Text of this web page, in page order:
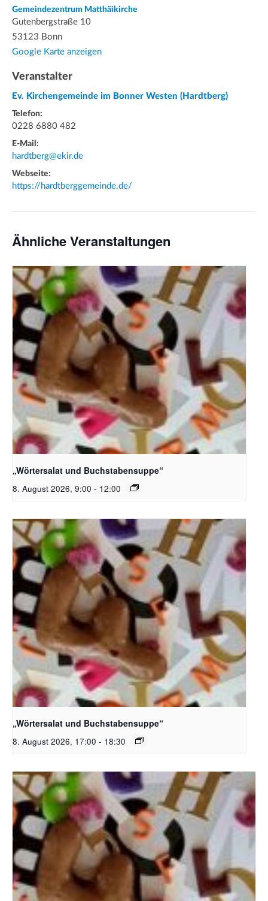
Gemeindezentrum Matthäikirche
Gutenbergstraße 10
53123 Bonn
Google Karte anzeigen
Veranstalter
Ev. Kirchengemeinde im Bonner Westen (Hardtberg)
Telefon:
0228 6880 482
E-Mail:
hardtberg@ekir.de
Webseite:
https://hardtberggemeinde.de/
Ähnliche Veranstaltungen
Bildquelle_ Pixabay Free_Christoph Meinersmann
„Wörtersalat und Buchstabensuppe“
8. August 2026, 9:00 - 12:00
Bildquelle_ Pixabay Free_Christoph Meinersmann
„Wörtersalat und Buchstabensuppe“
8. August 2026, 17:00 - 18:30